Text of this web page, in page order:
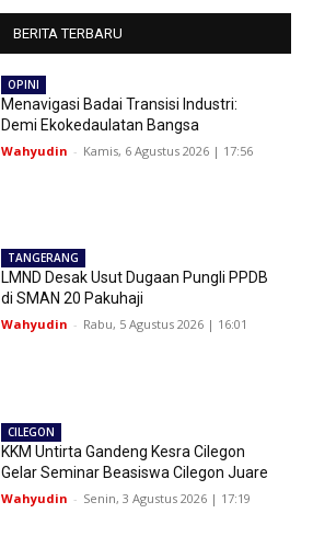
BERITA TERBARU
OPINI
Menavigasi Badai Transisi Industri:
Demi Ekokedaulatan Bangsa
Wahyudin - Kamis, 6 Agustus 2026 | 17:56
TANGERANG
LMND Desak Usut Dugaan Pungli PPDB
di SMAN 20 Pakuhaji
Wahyudin - Rabu, 5 Agustus 2026 | 16:01
CILEGON
KKM Untirta Gandeng Kesra Cilegon
Gelar Seminar Beasiswa Cilegon Juare
Wahyudin - Senin, 3 Agustus 2026 | 17:19